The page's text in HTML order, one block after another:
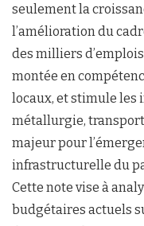
seulement la
l’amélioration du
des milliers
montée en
locaux, et stimule les
métallurgie, transport,
majeur pour
infrastructurelle du
Cette note vise à
budgétaires actuels